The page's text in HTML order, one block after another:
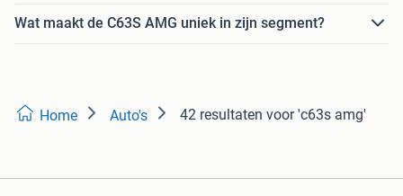
Wat maakt de C63S AMG uniek in zijn segment?
Home Auto's 42 resultaten voor 'c63s amg'